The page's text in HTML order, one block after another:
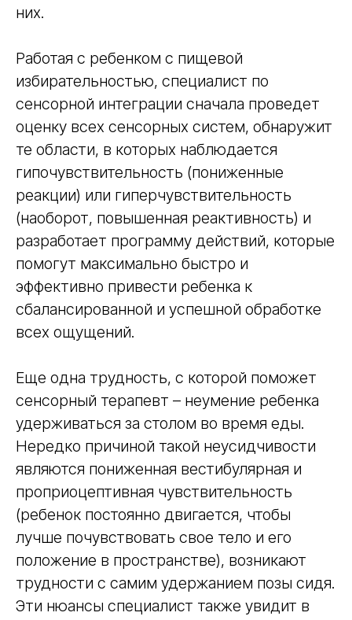
них.
Работая с ребенком с пищевой
избирательностью, специалист по
сенсорной интеграции сначала проведет
оценку всех сенсорных систем, обнаружит
те области, в которых наблюдается
гипочувствительность (пониженные
реакции) или гиперчувствительность
(наоборот, повышенная реактивность) и
разработает программу действий, которые
помогут максимально быстро и
эффективно привести ребенка к
сбалансированной и успешной обработке
всех ощущений.
Еще одна трудность, с которой поможет
сенсорный терапевт – неумение ребенка
удерживаться за столом во время еды.
Нередко причиной такой неусидчивости
являются пониженная вестибулярная и
проприоцептивная чувствительность
(ребенок постоянно двигается, чтобы
лучше почувствовать свое тело и его
положение в пространстве), возникают
трудности с самим удержанием позы сидя.
Эти нюансы специалист также увидит в